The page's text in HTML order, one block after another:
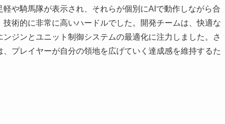
や騎馬隊が表示され、それらが個別にAIで動作しながら合
術的に非常に高いハードルでした。開発チームは、快適な
ジンとユニット制御システムの最適化に注力しました。さ
プレイヤーが自分の領地を広げていく達成感を維持するた